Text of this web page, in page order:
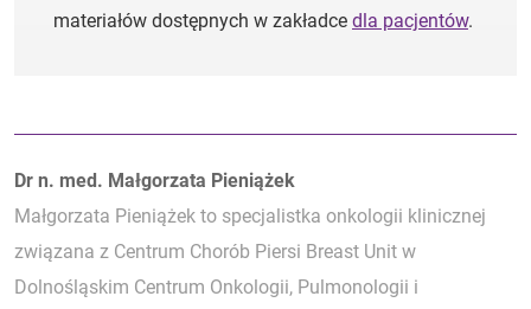
materiałów dostępnych w zakładce dla pacjentów.
Autorzy:
Dr n. med. Małgorzata Pieniążek
Małgorzata Pieniążek to specjalistka onkologii klinicznej
związana z Centrum Chorób Piersi Breast Unit w
Dolnośląskim Centrum Onkologii, Pulmonologii i